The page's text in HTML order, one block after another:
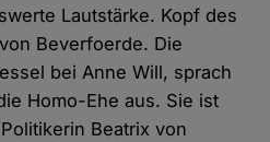
Lautstärke. Kopf des
Beverfoerde. Die
bei Anne Will, sprach
Homo-Ehe aus. Sie ist
Beatrix von